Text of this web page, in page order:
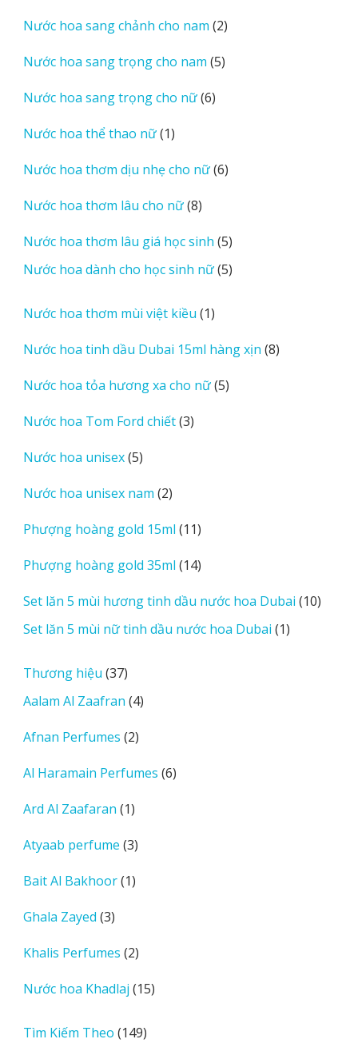
phẩm
Nước hoa sang chảnh cho nam 22
phẩm
Nước hoa sang trọng cho nam 55
Nước hoa sang trọng cho nữ 66
Nước hoa thể thao nữ 11
phẩm
Nước hoa thơm dịu nhẹ cho nữ 66
Nước hoa thơm lâu cho nữ 88
phẩm
Nước hoa thơm lâu giá học sinh 55
sản
phẩm
Nước hoa dành cho học sinh nữ 55
Nước hoa thơm mùi việt kiều 11
phẩm
Nước hoa tinh dầu Dubai 15ml hàng xịn 88
Nước hoa tỏa hương xa cho nữ 55
Nước hoa Tom Ford chiết 33
Nước hoa unisex 55
phẩm
Nước hoa unisex nam 22
phẩm
Phượng hoàng gold 15ml 1111
phẩm
Phượng hoàng gold 35ml 1414
phẩm
Set lăn 5 mùi hương tinh dầu nước hoa Dubai 1010
Set lăn 5 mùi nữ tinh dầu nước hoa Dubai 11
Thương hiệu 3737
sản
phẩm
Aalam Al Zaafran 44
Afnan Perfumes 22
phẩm
Al Haramain Perfumes 66
Ard Al Zaafaran 11
phẩm
Atyaab perfume 33
phẩm
Bait Al Bakhoor 11
Ghala Zayed 33
phẩm
Khalis Perfumes 22
phẩm
Nước hoa Khadlaj 1515
Tìm Kiếm Theo 149149